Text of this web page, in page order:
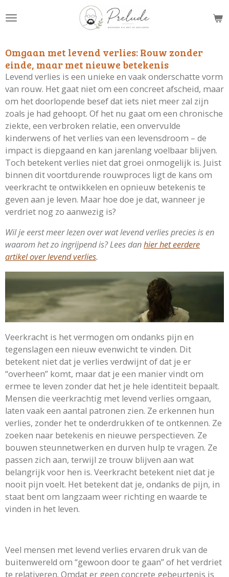
direct
de
hoofdinhoud
Omgaan met levend verlies: Rouw zonder
einde, maar met nieuwe betekenis
Levend verlies is een unieke en vaak onderschatte vorm
van rouw. Het gaat niet om een concreet afscheid, maar
om het doorlopende besef dat iets niet meer zal zijn
zoals je had gehoopt. Of het nu gaat om een chronische
ziekte, een verbroken relatie, een onvervulde
kinderwens of het verlies van een levensdroom – de
impact is diepgaand en kan jarenlang voelbaar blijven.
Toch betekent verlies niet dat groei onmogelijk is. Juist
binnen dit voortdurende rouwproces ligt de kans om
veerkracht te ontwikkelen en opnieuw betekenis te
geven aan je leven. Maar hoe doe je dat, wanneer je
verdriet nog zo aanwezig is?
Wil je eerst meer lezen over wat levend verlies precies is en
waarom het zo ingrijpend is? Lees danhier het eerdere
artikel over levend verlies.
Veerkracht is het vermogen om ondanks pijn en
tegenslagen een nieuw evenwicht te vinden. Dit
betekent niet dat je verlies verdwijnt of dat je er
“overheen” komt, maar dat je een manier vindt om
ermee te leven zonder dat het je hele identiteit bepaalt.
Mensen die veerkrachtig met levend verlies omgaan,
laten vaak een aantal patronen zien. Ze erkennen hun
verlies, zonder het te onderdrukken of te ontkennen. Ze
zoeken naar betekenis en nieuwe perspectieven. Ze
bouwen steunnetwerken en durven hulp te vragen. Ze
passen zich aan, terwijl ze trouw blijven aan wat
belangrijk voor hen is. Veerkracht betekent niet dat je
nooit pijn voelt. Het betekent dat je, ondanks de pijn, in
staat bent om langzaam weer richting en waarde te
vinden in het leven.
Veel mensen met levend verlies ervaren druk van de
buitenwereld om “gewoon door te gaan” of het verdriet
te relativeren. Omdat er geen concrete gebeurtenis is